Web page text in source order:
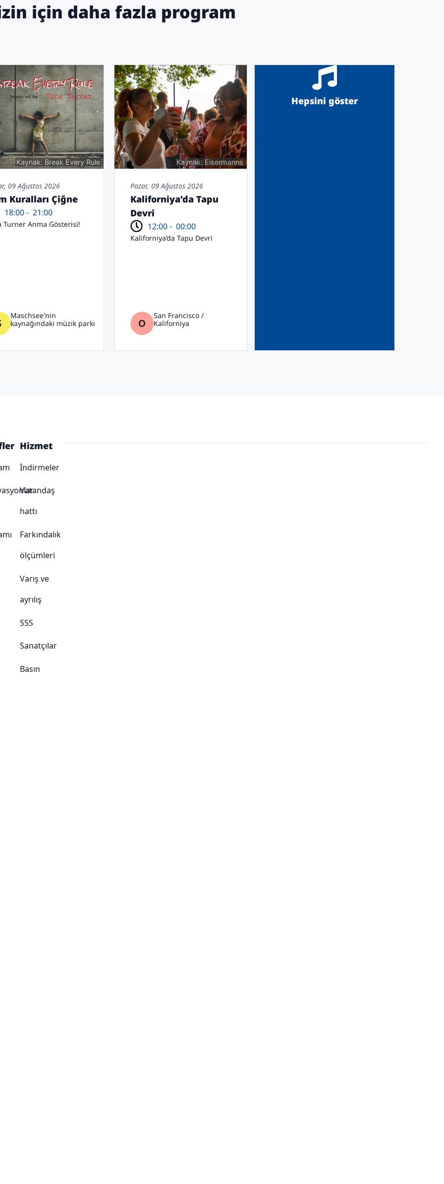
için daha fazla program
Kaynak: Break Every Rule
09 Ağustos 2026
Kuralları Çiğne
18:00 - 21:00
Turner Anma Gösterisi!
Maschsee'nin
kaynağındaki müzik parkı
Kaynak: Eisermanns
Pazar, 09 Ağustos 2026
Kaliforniya’da Tapu
Devri
12:00 - 00:00
Kaliforniya’da Tapu Devri
San Francisco /
Kaliforniya
Hepsini göster
Hizmet
İndirmeler
Vatandaş
hattı
Farkındalık
ölçümleri
Varış ve
ayrılış
SSS
Sanatçılar
Basın